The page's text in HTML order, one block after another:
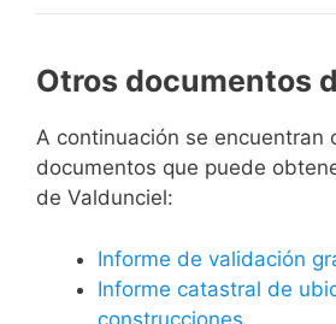
Otros documentos
A continuación se encuentran
documentos que puede
de Valdunciel:
Informe de validación
Informe catastral de
construcciones